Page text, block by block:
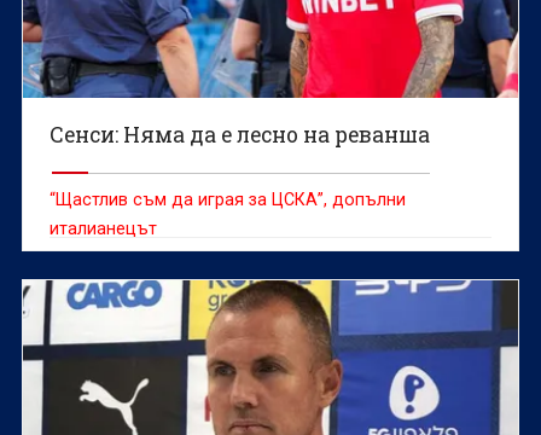
Сенси: Няма да е лесно на реванша
“Щастлив съм да играя за ЦСКА”, допълни
италианецът